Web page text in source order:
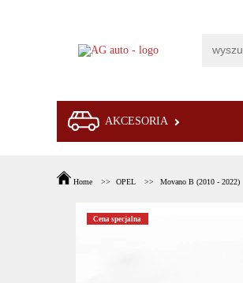
AKCESORIA
Home OPEL Movano B (2010 - 2022)
Cena specjalna